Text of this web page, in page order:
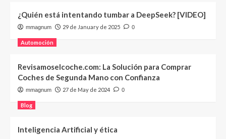
¿Quién está intentando tumbar a DeepSeek? [VIDEO]
mmagnum 29 de January de 2025 0
Automoción
Revisamoselcoche.com: La Solución para Comprar
Coches de Segunda Mano con Confianza
mmagnum 27 de May de 2024 0
Blog
Inteligencia Artificial y ética